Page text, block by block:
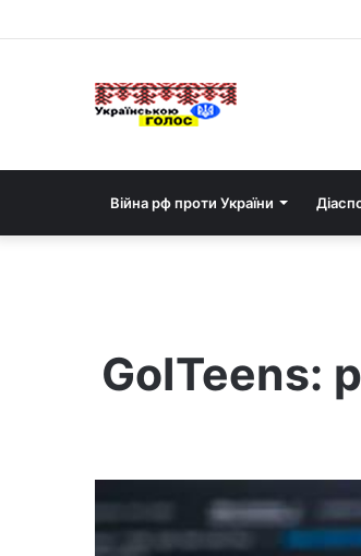
Війна рф проти України
GoITeens: